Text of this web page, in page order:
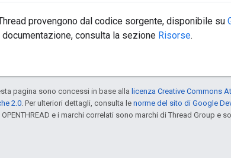
provengono dal codice sorgente, disponibile su
consulta la sezione Risorse.
pagina sono concessi in base alla licenza Creative Commons
2.0. Per ulteriori dettagli, consulta le norme del sito di Google
e i marchi correlati sono marchi di Thread Group e